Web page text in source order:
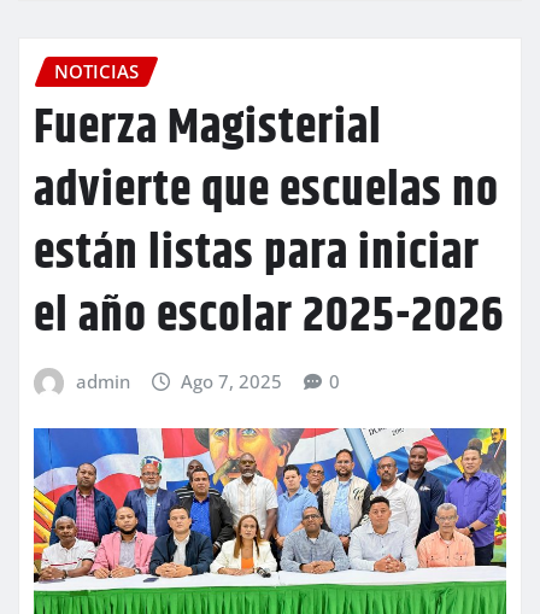
NOTICIAS
Fuerza Magisterial
advierte que escuelas no
están listas para iniciar
el año escolar 2025-2026
admin Ago 7, 2025 0